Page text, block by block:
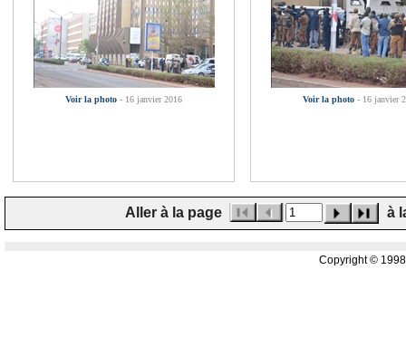
Voir la photo - 16 janvier 2016 Voir la photo - 16 janvier
Aller à la page à
Copyright ©